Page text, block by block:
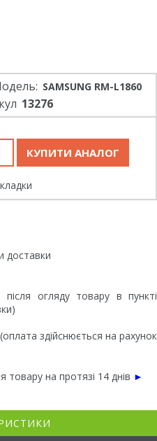
SAMSUNG RM-L1860
13276
доставки
після огляду товару в пункті
здійснюється на рахунок
на протязі 14 днів ►